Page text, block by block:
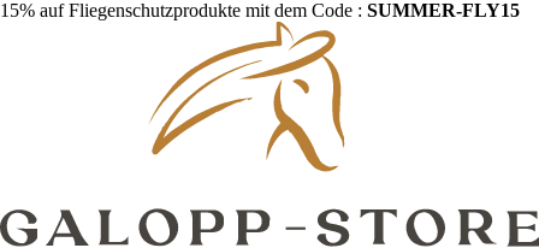
15% auf Fliegenschutzprodukte mit dem Code : SUMMER-FLY15